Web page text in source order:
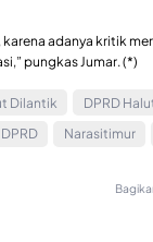
adanya kritik
pungkas Jumar. (*)
Dilantik
DPRD
Narasitimur